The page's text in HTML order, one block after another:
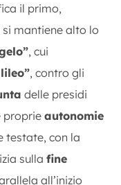
il primo,
si mantiene alto lo
, cui
, contro gli
delle presidi
proprieautonomie
testate, con la
sulla fine
all’inizio